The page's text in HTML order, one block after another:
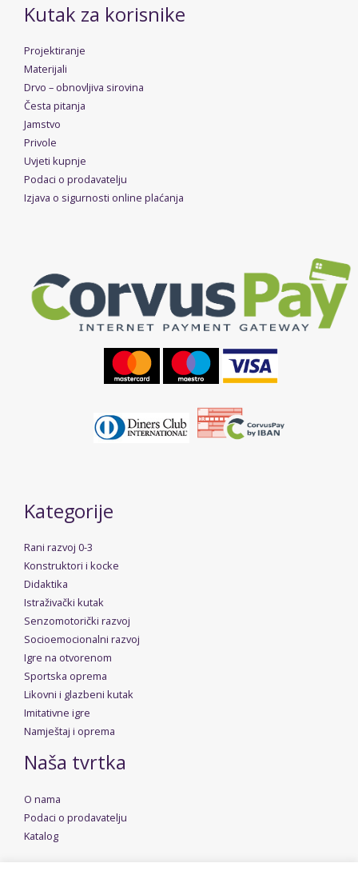
Kutak za korisnike
Projektiranje
Materijali
Drvo – obnovljiva sirovina
Česta pitanja
Jamstvo
Privole
Uvjeti kupnje
Podaci o prodavatelju
Izjava o sigurnosti online plaćanja
Kategorije
Rani razvoj 0-3
Konstruktori i kocke
Didaktika
Istraživački kutak
Senzomotorički razvoj
Socioemocionalni razvoj
Igre na otvorenom
Sportska oprema
Likovni i glazbeni kutak
Imitativne igre
Namještaj i oprema
Naša tvrtka
O nama
Podaci o prodavatelju
Katalog